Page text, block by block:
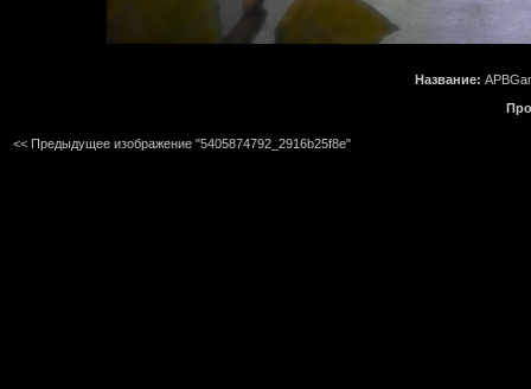
Название:
<< Предыдущее изображение "5405874792_2916b25f8e"